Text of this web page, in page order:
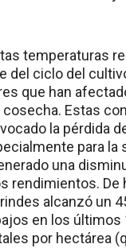
temperaturas
del ciclo del
que han
Estas
la pérdida
para la
una
rendimientos. De
alcanzó un
en los últimos
por hectárea